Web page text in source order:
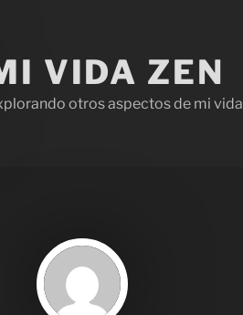
VIDA ZEN
otros aspectos de mi vida